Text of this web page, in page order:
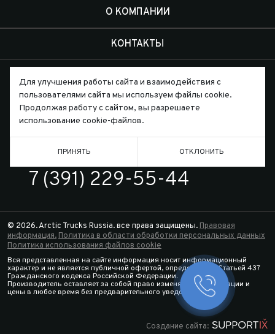
О КОМПАНИИ
КОНТАКТЫ
Письмо директору
7 (391) 229-55-44
© 2026. Arctic Trucks Russia. все права защищены.Правовая
информация.Политика в области обработки персональных данных
Политика использования файлов cookie
Вся представленная на сайте информация носит информационный
характер и не является публичной офертой, определяемой Статьей 437
Гражданского кодекса Российской Федерации.
Производитель оставляет за собой право изменять спецификации и
цены в любое время без предварительного уведомления.
Создание сайта:
Заказать
Для улучшения работы сайта и взаимодействия с
пользователями сайта мы используем файлы cookie.
Продолжая работу с сайтом, вы разрешаете
использование cookie-файлов.
ПРИНЯТЬ ОТКЛОНИТЬ